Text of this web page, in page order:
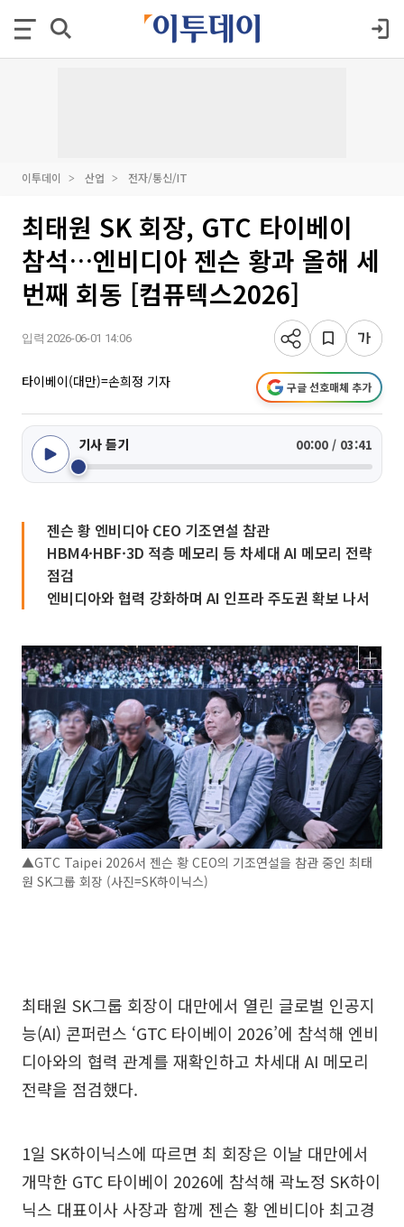
이투데이 산업 전자/통신/IT
최태원 SK 회장, GTC 타이베이
참석…엔비디아 젠슨 황과 올해 세
번째 회동 [컴퓨텍스2026]
입력 2026-06-01 14:06
타이베이(대만)=손희정 기자 구글 선호매체 추가
기사 듣기 00:00 / 03:41
젠슨 황 엔비디아 CEO 기조연설 참관
HBM4·HBF·3D 적층 메모리 등 차세대 AI 메모리 전략
점검
엔비디아와 협력 강화하며 AI 인프라 주도권 확보 나서
▲GTC Taipei 2026서 젠슨 황 CEO의 기조연설을 참관 중인 최태
원 SK그룹 회장 (사진=SK하이닉스)
최태원 SK그룹 회장이 대만에서 열린 글로벌 인공지
능(AI) 콘퍼런스 ‘GTC 타이베이 2026’에 참석해 엔비
디아와의 협력 관계를 재확인하고 차세대 AI 메모리
전략을 점검했다.
1일 SK하이닉스에 따르면 최 회장은 이날 대만에서
개막한 GTC 타이베이 2026에 참석해 곽노정 SK하이
닉스 대표이사 사장과 함께 젠슨 황 엔비디아 최고경